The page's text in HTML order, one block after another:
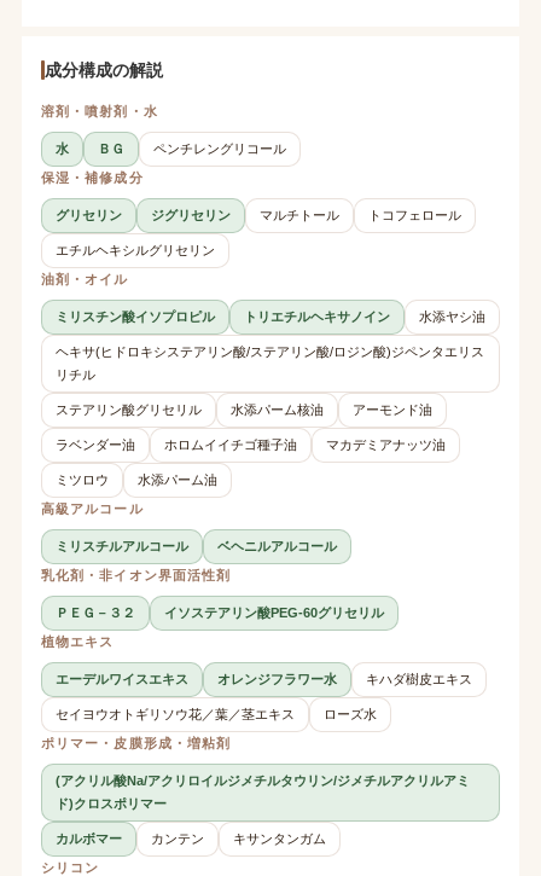
成分構成の解説
溶剤・噴射剤・水
水 ＢＧ
ペンチレングリコール
保湿・補修成分
グリセリン ジグリセリン マルチトール トコフェロール
エチルヘキシルグリセリン
油剤・オイル
ミリスチン酸イソプロピル トリエチルヘキサノイン 水添ヤシ油
ヘキサ(ヒドロキシステアリン酸/ステアリン酸/ロジン酸)ジペンタエリス
リチル
ステアリン酸グリセリル 水添パーム核油 アーモンド油
ラベンダー油 ホロムイイチゴ種子油 マカデミアナッツ油
ミツロウ
水添パーム油
高級アルコール
ミリスチルアルコール
ベヘニルアルコール
乳化剤・非イオン界面活性剤
ＰＥＧ－３２
イソステアリン酸PEG-60グリセリル
植物エキス
エーデルワイスエキス オレンジフラワー水 キハダ樹皮エキス
セイヨウオトギリソウ花／葉／茎エキス
ローズ水
ポリマー・皮膜形成・増粘剤
(アクリル酸Na/アクリロイルジメチルタウリン/ジメチルアクリルアミ
ド)クロスポリマー
カルボマー カンテン
キサンタンガム
シリコン